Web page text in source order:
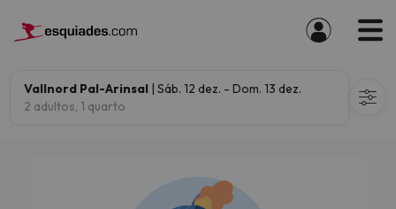
Vallnord Pal-Arinsal | Sáb. 12 dez. - Dom. 13 dez.
2 adultos, 1 quarto